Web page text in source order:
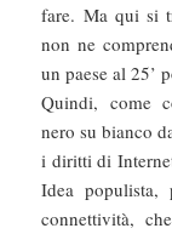
fare. Ma qui si
non ne
un paese al 25’
Quindi, come
nero su bianco
i diritti di
Idea
connettività,